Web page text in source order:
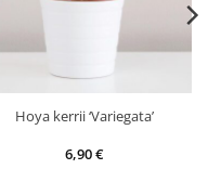
Hoya kerrii ‘Variegata’
6,90€